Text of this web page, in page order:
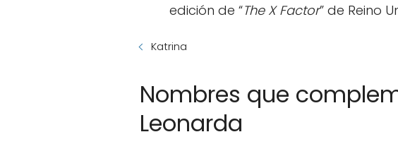
edición de “The X Factor” de Reino
Katrina
Nombres que
Leonarda